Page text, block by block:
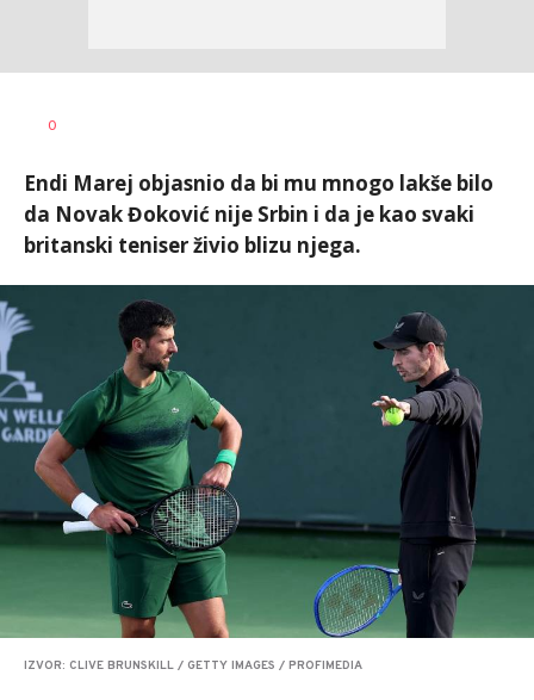
AUTOR
0
Endi Marej objasnio da bi mu mnogo lakše bilo
da Novak Đoković nije Srbin i da je kao svaki
britanski teniser živio blizu njega.
IZVOR: CLIVE BRUNSKILL / GETTY IMAGES / PROFIMEDIA